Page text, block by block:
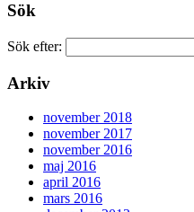
Sök
Sök efter:
Arkiv
november 2018
november 2017
november 2016
maj 2016
april 2016
mars 2016